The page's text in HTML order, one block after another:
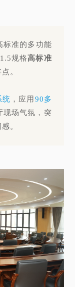
标准的多功能
规格高标准
。
统 ，应用 90多
现场气氛，突
。